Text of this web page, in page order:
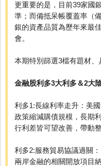
更重要的是，目前39家國
準；而備抵呆帳覆蓋率（
銀的資產品質為歷年來最
會。
本期特別篩選3檔有題材
金融股利多3大利多＆2大
利多1:長線利率走升：美
政策縮減購債規模，長期
行利差皆可望改善，帶動
利多2:服務貿易協議過關：
兩岸金融的相關開放項目